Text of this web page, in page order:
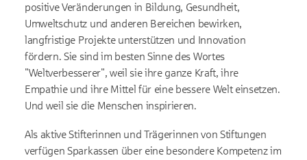
positive Veränderungen in Bildung, Gesundheit,
Umweltschutz und anderen Bereichen bewirken,
langfristige Projekte unterstützen und Innovation
fördern. Sie sind im besten Sinne des Wortes
"Weltverbesserer", weil sie ihre ganze Kraft, ihre
Empathie und ihre Mittel für eine bessere Welt einsetzen.
Und weil sie die Menschen inspirieren.
Als aktive Stifterinnen und Trägerinnen von Stiftungen
verfügen Sparkassen über eine besondere Kompetenz im